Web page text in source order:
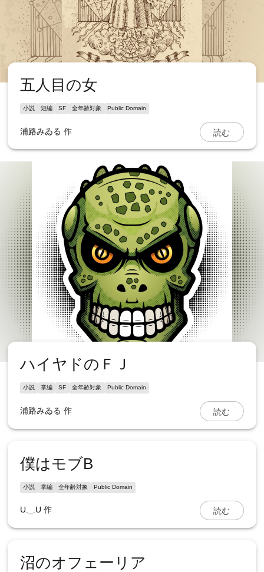
五人目の女
小説 短編 SF 全年齢対象 Public Domain
浦路みゐる 作 読む
ハイヤドのＦＪ
小説 掌編 SF 全年齢対象 Public Domain
浦路みゐる 作 読む
僕はモブB
小説 掌編 全年齢対象 Public Domain
U._.U 作 読む
沼のオフェーリア